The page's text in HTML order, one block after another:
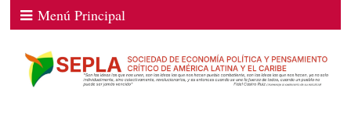
Menú Principal